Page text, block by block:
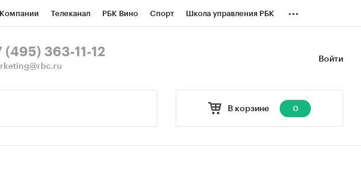
Телеканал РБК Вино Спорт Школа управления РБК
Спецпроекты
...
Войти
(495) 363-11-12
В корзине 0